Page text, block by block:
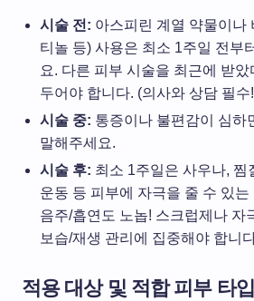
시술 전: 아스피린 계열 약물이나
티놀 등) 사용은 최소 1주일 전부
요. 다른 피부 시술을 최근에 받
두어야 합니다. (의사와 상담 필수
시술 중: 통증이나 불편감이 심하
말해주세요.
시술 후: 최소 1주일은 사우나, 찜
운동 등 피부에 자극을 줄 수 있
음주/흡연도 노놉! 스크럽제나 자
보습/재생 관리에 집중해야 합니
적용 대상 및 적합 피부 타